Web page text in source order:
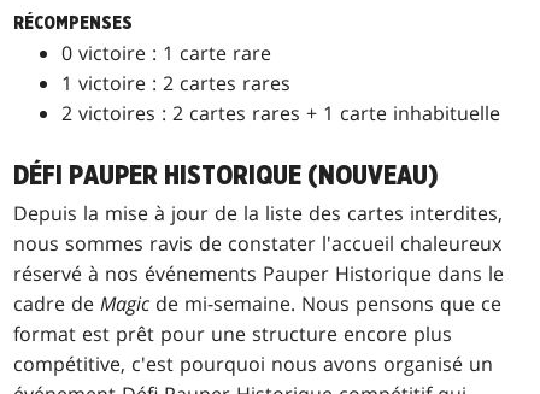
RÉCOMPENSES
0 victoire : 1 carte rare
1 victoire : 2 cartes rares
2 victoires : 2 cartes rares + 1 carte inhabituelle
DÉFI PAUPER HISTORIQUE (NOUVEAU)
Depuis la mise à jour de la liste des cartes interdites,
nous sommes ravis de constater l'accueil chaleureux
réservé à nos événements Pauper Historique dans le
cadre deMagic de mi-semaine. Nous pensons que ce
format est prêt pour une structure encore plus
compétitive, c'est pourquoi nous avons organisé un